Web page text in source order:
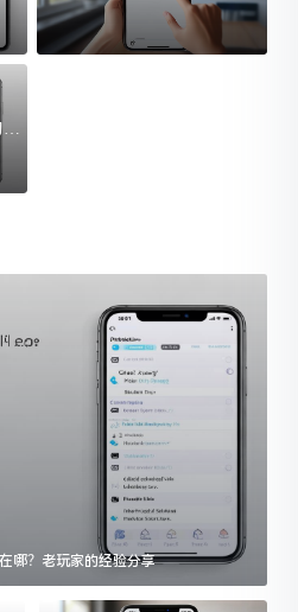
渠道避坑指南
哪？老玩家的经验分享